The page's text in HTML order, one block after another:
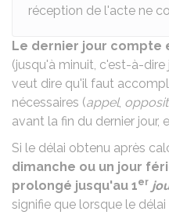
réception de l'acte ne
Le dernier jour compte
(jusqu'à minuit, c'est-à-
veut dire qu'il faut
nécessaires (appel,
avant la fin du dernier jour,
Si le délai obtenu après
dimanche ou un jour
prolongé jusqu'au 1er
signifie que lorsque le